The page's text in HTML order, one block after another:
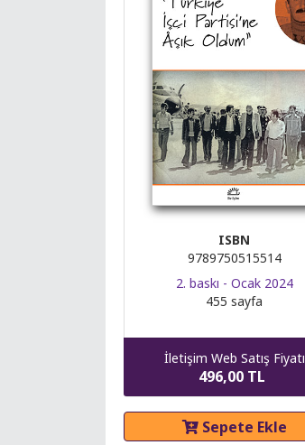
ISBN
9789750515514
2. baskı - Ocak 2024
455 sayfa
İletişim Web Satış Fiyatı
496,00 TL
Sepete Ekle